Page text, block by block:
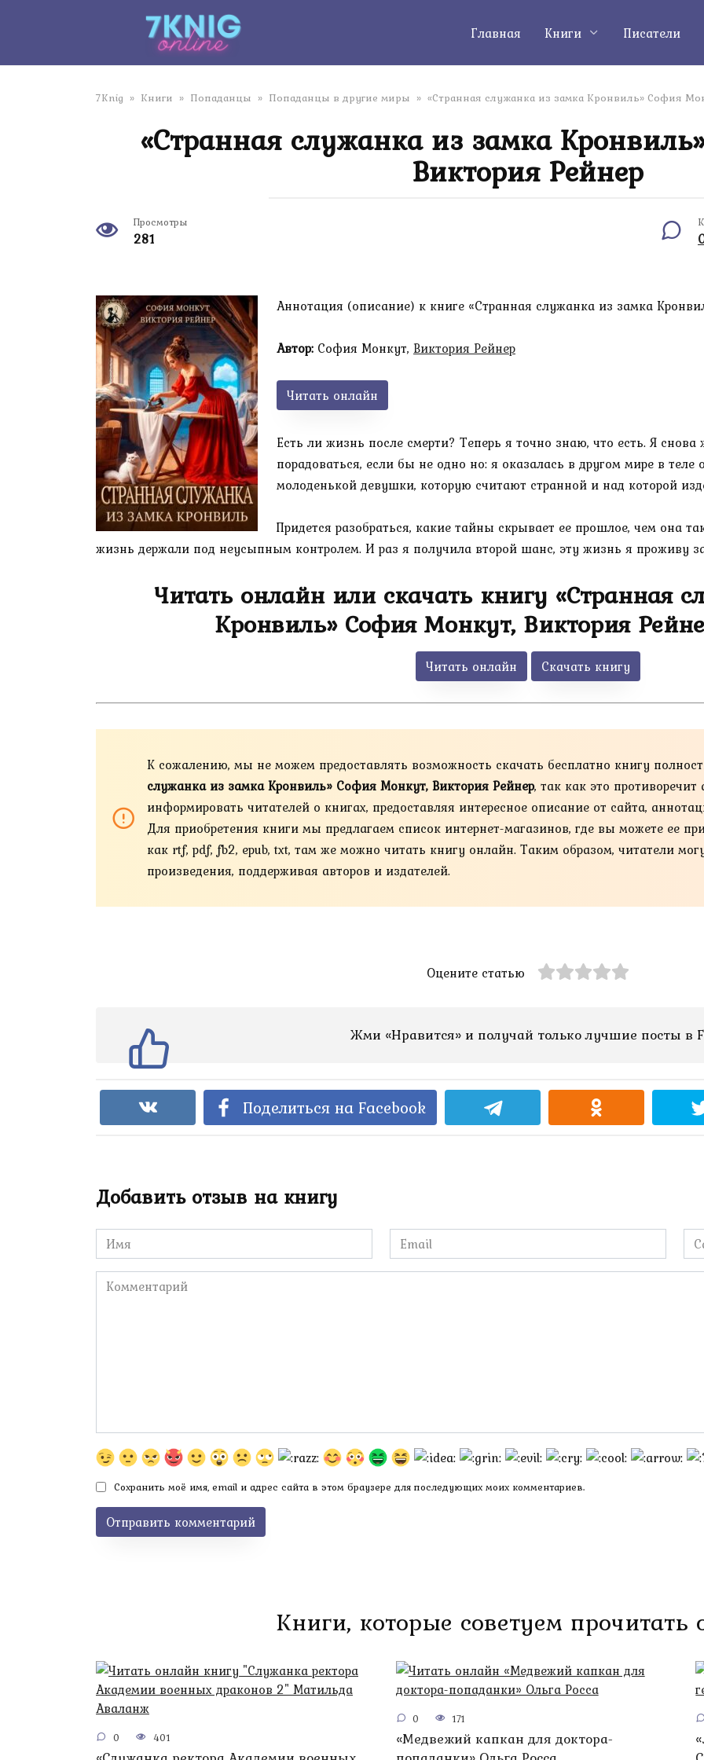
Главная Книги Писатели
7Knig » Книги » Попаданцы » Попаданцы в другие миры » «Странная служанка из замка Кронвиль» София
«Странная служанка из замка
Виктория Рейнер
Просмотры
281
Аннотация (описание) к книге «Странная служанка из замка
Автор: София Монкут, Виктория Рейнер
Читать онлайн
Есть ли жизнь после смерти? Теперь я точно знаю, что есть. Я
порадоваться, если бы не одно но: я оказалась в другом мире в
молоденькой девушки, которую считают странной и над которой
Придется разобраться, какие тайны скрывает ее прошлое, чем она
жизнь держали под неусыпным контролем. И раз я получила второй шанс, эту жизнь я проживу
Читать онлайн или скачать книгу «Странная
Кронвиль» София Монкут, Виктория
Читать онлайн Скачать книгу
К сожалению, мы не можем предоставлять возможность скачать бесплатно книгу
служанка из замка Кронвиль» София Монкут, Виктория Рейнер, так как это
информировать читателей о книгах, предоставляя интересное описание от сайта,
Для приобретения книги мы предлагаем список интернет-магазинов, где вы можете ее
как rtf, pdf, fb2, epub, txt, там же можно читать книгу онлайн. Таким образом, читатели
произведения, поддерживая авторов и издателей.
Оцените статью
Жми «Нравится» и получай только лучшие посты в
Поделиться на Facebook
Добавить отзыв на книгу
Имя
*
Email
*
Комментарий
Сохранить моё имя, email и адрес сайта в этом браузере для последующих моих комментариев.
Книги, которые советуем прочитать
0 401
0 171
«Медвежий капкан для доктора-